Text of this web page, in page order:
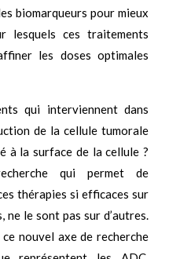
biomarqueurs pour mieux
lesquels ces traitements
les doses optimales
qui interviennent dans
de la cellule tumorale
à la surface de la cellule ?
qui permet de
thérapies si efficaces sur
ne le sont pas sur d’autres.
nouvel axe de recherche